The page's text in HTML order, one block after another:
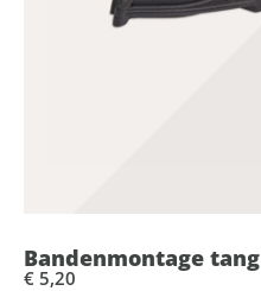
Bandenmontage tang
€ 5,20